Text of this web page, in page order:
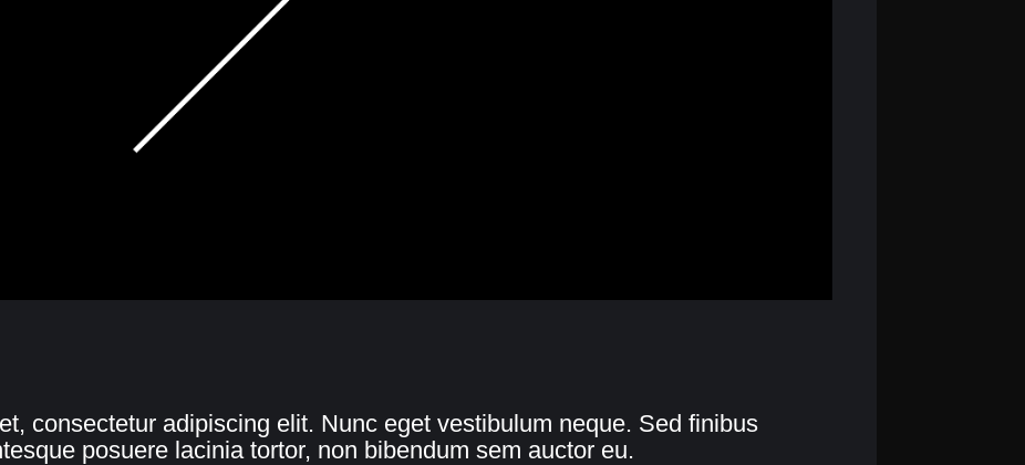
consectetur adipiscing elit. Nunc eget vestibulum neque. Sed finibus
posuere lacinia tortor, non bibendum sem auctor eu.